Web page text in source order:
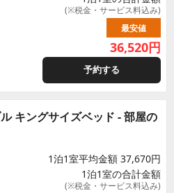
(※税金・サービス料込み)
最安値
36,520円
予約する
キングサイズベッド - 部屋の
1泊1室平均金額 37,670円
1泊1室の合計金額
(※税金・サービス料込み)